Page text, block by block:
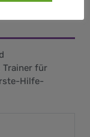
Trainer für
Hilfe-